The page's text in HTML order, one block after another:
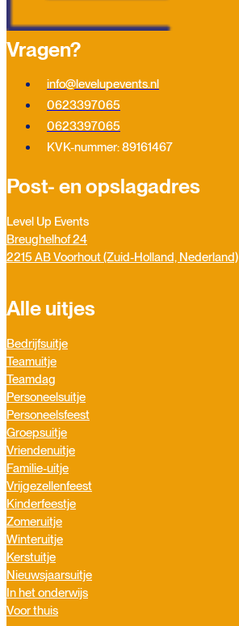
Vragen?
info@levelupevents.nl
0623397065
0623397065
KVK-nummer: 89161467
Post- en opslagadres
Level Up Events
Breughelhof 24
2215 AB Voorhout (Zuid-Holland, Nederland)
Alle uitjes
Bedrijfsuitje
Teamuitje
Teamdag
Personeelsuitje
Personeelsfeest
Groepsuitje
Vriendenuitje
Familie-uitje
Vrijgezellenfeest
Kinderfeestje
Zomeruitje
Winteruitje
Kerstuitje
Nieuwsjaarsuitje
In het onderwijs
Voor thuis